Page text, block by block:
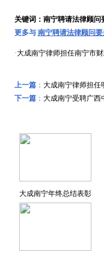
关键词：南宁聘请法律顾
更多与 南宁聘请法律顾问
·大成南宁律师担任南宁市
上一篇： 大成南宁律师担任
下一篇： 大成南宁受聘广西
大成南宁年终总结表彰